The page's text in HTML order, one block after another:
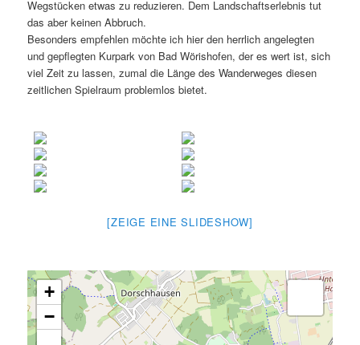
Wegstücken etwas zu reduzieren. Dem Landschaftserlebnis tut
das aber keinen Abbruch.
Besonders empfehlen möchte ich hier den herrlich angelegten
und gepflegten Kurpark von Bad Wörishofen, der es wert ist, sich
viel Zeit zu lassen, zumal die Länge des Wanderweges diesen
zeitlichen Spielraum problemlos bietet.
[ZEIGE EINE SLIDESHOW]
+
−